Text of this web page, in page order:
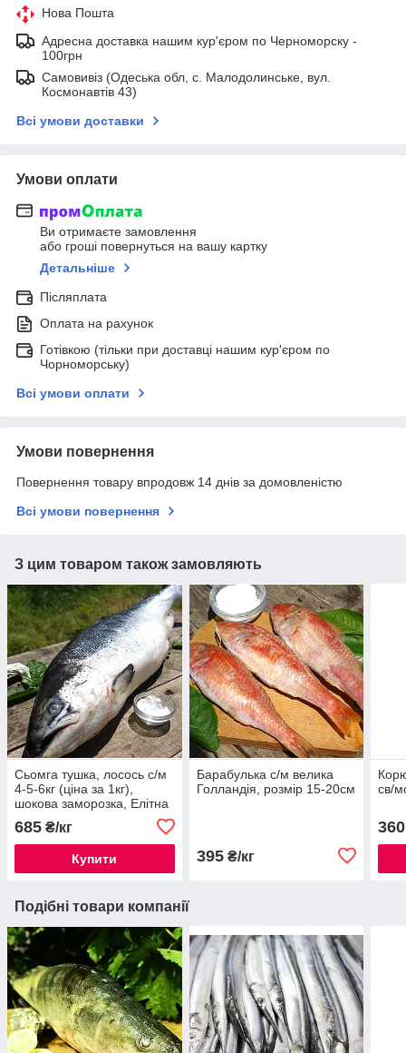
Нова Пошта
Адресна доставка нашим кур'єром по Черноморску -
100грн
Самовивіз (Одеська обл, с. Малодолинське, вул.
Космонавтів 43)
Всі умови доставки
Умови оплати
Ви отримаєте замовлення
або гроші повернуться на вашу картку
Детальніше
Післяплата
Оплата на рахунок
Готівкою (тільки при доставці нашим кур'єром по
Чорноморську)
Всі умови оплати
Умови повернення
Повернення товару впродовж 14 днів за домовленістю
Всі умови повернення
З цим товаром також замовляють
Сьомга тушка, лосось с/м
4-5-6кг (ціна за 1кг),
шокова заморозка, Елітна
685 ₴/кг
Купити
Барабулька с/м велика
Голландія, розмір 15-20см
395₴/кг
св/
360
Подібні товари компанії